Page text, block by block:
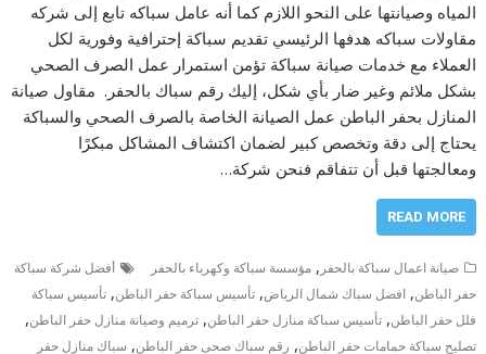
المياه وصيانتها على النحو اللازم كما أنه عامل سباكه تابع إلى شركه
مقاولات سباكه هدفها الرئيسي تقديم سباكة إحترافية وفورية لكل
العملاء مع خدمات صيانة سباكة تؤمن استمرار عمل الصرف الصحي
بشكل ملائم وغير ضار بأي شكل، إليك رقم سباك بالحفر. مقاول صيانة
المنازل بحفر الباطن عمل الصيانة الخاصة بالصرف الصحي والسباكة
يحتاج إلى دقة وتخصص كبير لضمان اكتشاف المشاكل مبكرًا
ومعالجتها قبل أن تتفاقم فنحن شركة…
READ MORE
صيانة اعمال سباكة بالحفر ,مؤسسة سباكة وكهرباء بالحفر
أفضل شركة سباكة
حفر الباطن,افضل سباك شمال الرياض,تأسيس سباكة حفر الباطن,تأسيس سباكة
فلل حفر الباطن,تأسيس سباكة منازل حفر الباطن,ترميم وصيانة منازل حفر الباطن,
تصليح سباكة حمامات حفر الباطن, رقم سباك صحى حفر الباطن, سباك منازل حفر